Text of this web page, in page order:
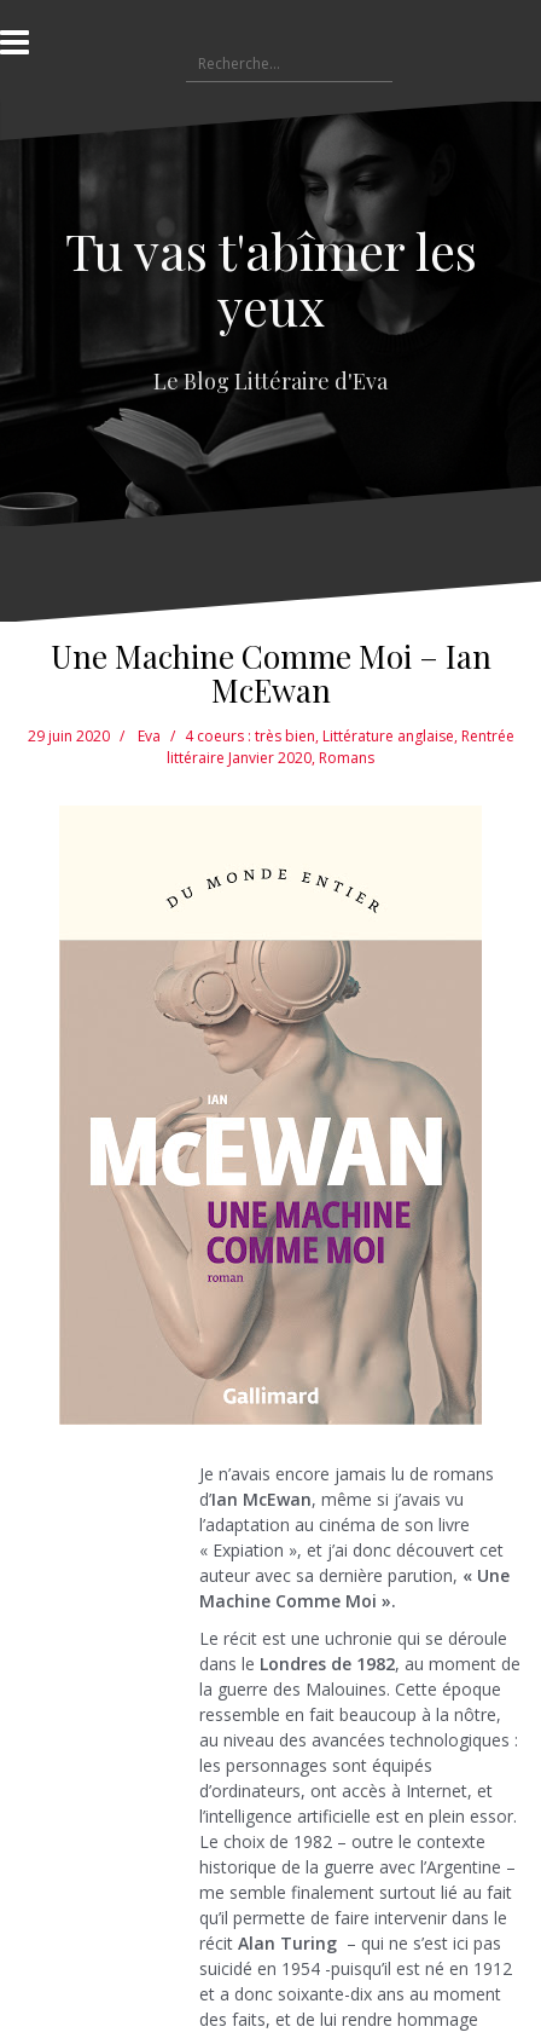
l
a
e
e
Tu vas t'abîmer les
yeux
Le Blog Littéraire d'Eva
Une Machine Comme Moi – Ian
McEwan
29 juin 2020 Eva 4 coeurs : très bien,Littérature anglaise,Rentrée
littéraire Janvier 2020,Romans
Je n’avais encore jamais lu de romans
d’Ian McEwan, même si j’avais vu
l’adaptation au cinéma de son livre
« Expiation », et j’ai donc découvert cet
auteur avec sa dernière parution, « Une
Machine Comme Moi ».
Le récit est une uchronie qui se déroule
dans le Londres de 1982, au moment de
la guerre des Malouines. Cette époque
ressemble en fait beaucoup à la nôtre,
au niveau des avancées technologiques :
les personnages sont équipés
d’ordinateurs, ont accès à Internet, et
l’intelligence artificielle est en plein essor.
Le choix de 1982 – outre le contexte
historique de la guerre avec l’Argentine –
me semble finalement surtout lié au fait
qu’il permette de faire intervenir dans le
récit Alan Turing – qui ne s’est ici pas
suicidé en 1954 -puisqu’il est né en 1912
et a donc soixante-dix ans au moment
des faits, et de lui rendre hommage